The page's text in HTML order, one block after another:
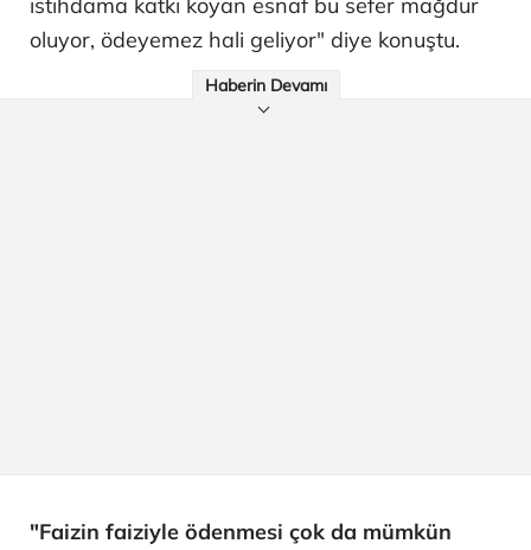
oluyor, ödeyemez hali geliyor" diye konuştu.
Haberin Devamı
"Faizin faiziyle ödenmesi çok da mümkün